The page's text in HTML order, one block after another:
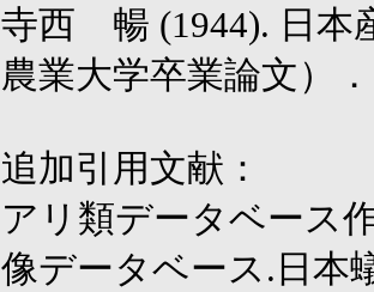
寺西 暢 (1944). 日本
農業大学卒業論文）
追加引用文献：
アリ類データベース
像データベース.日本